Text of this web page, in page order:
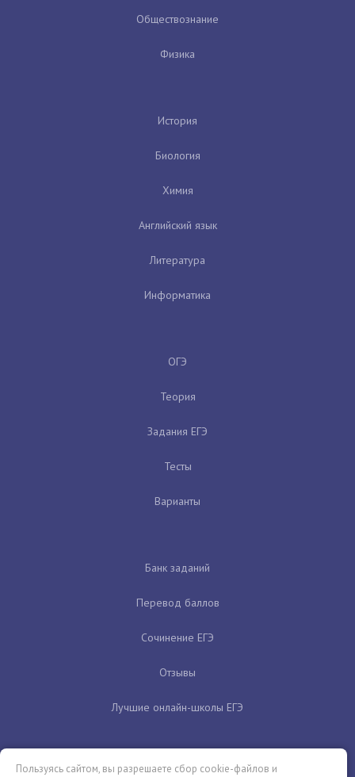
Обществознание
Физика
История
Биология
Химия
Английский язык
Литература
Информатика
ОГЭ
Теория
Задания ЕГЭ
Тесты
Варианты
Банк заданий
Перевод баллов
Сочинение ЕГЭ
Отзывы
Лучшие онлайн-школы ЕГЭ
Пользуясь сайтом, вы разрешаете сбор cookie-файлов и